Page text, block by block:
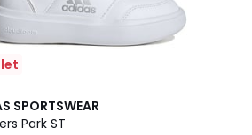
SPORTSWEAR
Park ST